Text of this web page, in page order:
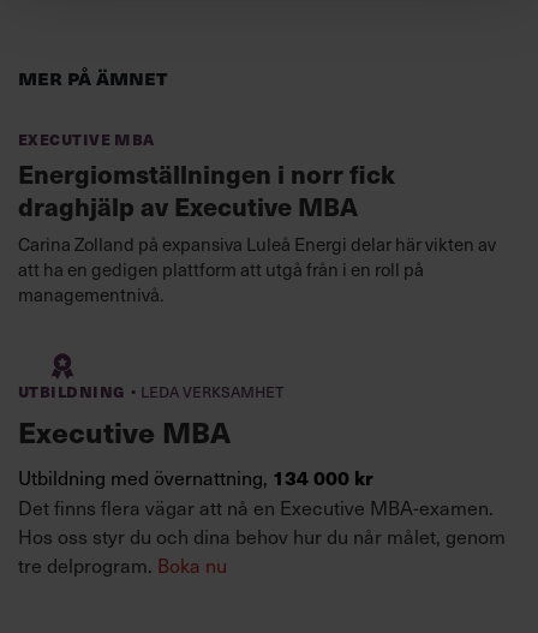
Mer på ämnet
Executive MBA
Energi­omställ­ningen i norr fick
draghjälp av Executive MBA
Carina Zolland på expansiva Luleå Energi delar här vikten av
att ha en gedigen plattform att utgå från i en roll på
managementnivå.
Utbildning · Leda verksamhet
Executive MBA
Utbildning med övernattning, 134 000 kr
Det finns flera vägar att nå en Executive MBA-examen.
Hos oss styr du och dina behov hur du når målet, genom
tre delprogram. Boka nu